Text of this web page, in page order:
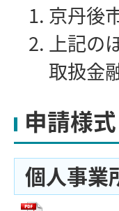
京丹後
上記の
取扱金
申請様式
個人事業